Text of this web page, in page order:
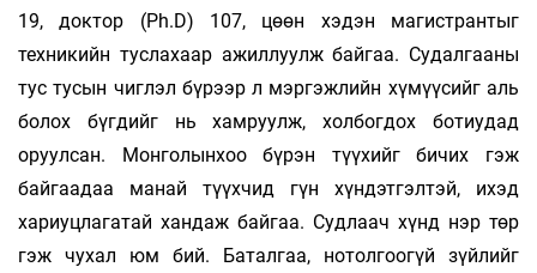
19, доктор (Ph.D) 107, цөөн хэдэн магистрантыг
техникийн туслахаар ажил­луулж байгаа. Судалгааны
тус тусын чиглэл бүрээр л мэргэжлийн хүмүүсийг аль
болох бүгдийг нь хамруулж, холбогдох ботиудад
оруулсан. Монголынхоо бүрэн түүхийг бичих гэж
байгаадаа манай түүхчид гүн хүндэтгэлтэй, ихэд
хариуцлагатай хандаж байгаа. Судлаач хүнд нэр төр
гэж чухал юм бий. Баталгаа, нотолгоогүй зүйлийг